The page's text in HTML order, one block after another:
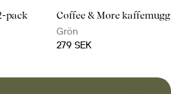
pack
Coffee & More
Grön
279 SEK